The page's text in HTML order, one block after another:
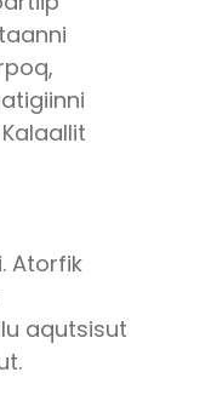
Atorfik
aqutsisut